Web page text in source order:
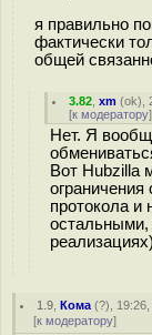
я правильно
фактически
общей
3.82 ,xm (ok),
[к модератору]
Нет. Я
Вот Hubzilla
ограничения
протокола и
остальными,
1.9 ,Кома (?),
[к модератору]